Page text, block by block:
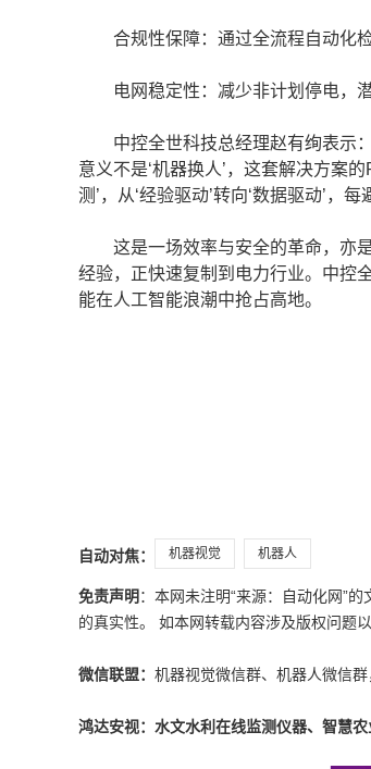
合规性保障：通过全流程自动化检
电网稳定性：减少非计划停电，潜
中控全世科技总经理赵有绚表示：
意义不是‘机器换人’，这套解决方案
测’，从‘经验驱动’转向‘数据驱动’，
这是一场效率与安全的革命，亦是
经验，正快速复制到电力行业。中控
能在人工智能浪潮中抢占高地。
自动对焦： 机器视觉 机器人
免责声明 ：本网未注明“来源：自动化网”
的真实性。 如本网转载内容涉及版权问题
微信联盟： 机器视觉微信群、机器人微信群
鸿达安视：水文水利在线监测仪器、智慧